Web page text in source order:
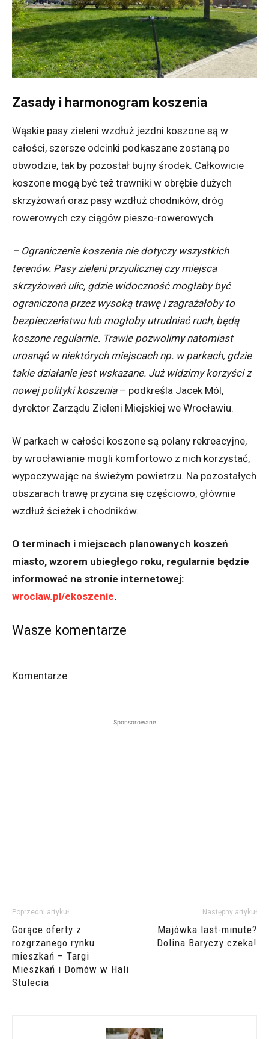
Zasady i harmonogram koszenia
Wąskie pasy zieleni wzdłuż jezdni koszone są w
całości, szersze odcinki podkaszane zostaną po
obwodzie, tak by pozostał bujny środek. Całkowicie
koszone mogą być też trawniki w obrębie dużych
skrzyżowań oraz pasy wzdłuż chodników, dróg
rowerowych czy ciągów pieszo-rowerowych.
– Ograniczenie koszenia nie dotyczy wszystkich
terenów. Pasy zieleni przyulicznej czy miejsca
skrzyżowań ulic, gdzie widoczność mogłaby być
ograniczona przez wysoką trawę i zagrażałoby to
bezpieczeństwu lub mogłoby utrudniać ruch, będą
koszone regularnie. Trawie pozwolimy natomiast
urosnąć w niektórych miejscach np. w parkach, gdzie
takie działanie jest wskazane. Już widzimy korzyści z
nowej polityki koszenia– podkreśla Jacek Mól,
dyrektor Zarządu Zieleni Miejskiej we Wrocławiu.
W parkach w całości koszone są polany rekreacyjne,
by wrocławianie mogli komfortowo z nich korzystać,
wypoczywając na świeżym powietrzu. Na pozostałych
obszarach trawę przycina się częściowo, głównie
wzdłuż ścieżek i chodników.
O terminach i miejscach planowanych koszeń
miasto, wzorem ubiegłego roku, regularnie będzie
informować na stronie internetowej:
wroclaw.pl/ekoszenie.
Wasze komentarze
Komentarze
Sponsorowane
Poprzedni artykuł
Gorące oferty z
rozgrzanego rynku
mieszkań – Targi
Mieszkań i Domów w Hali
Stulecia
Następny artykuł
Majówka last-minute?
Dolina Baryczy czeka!